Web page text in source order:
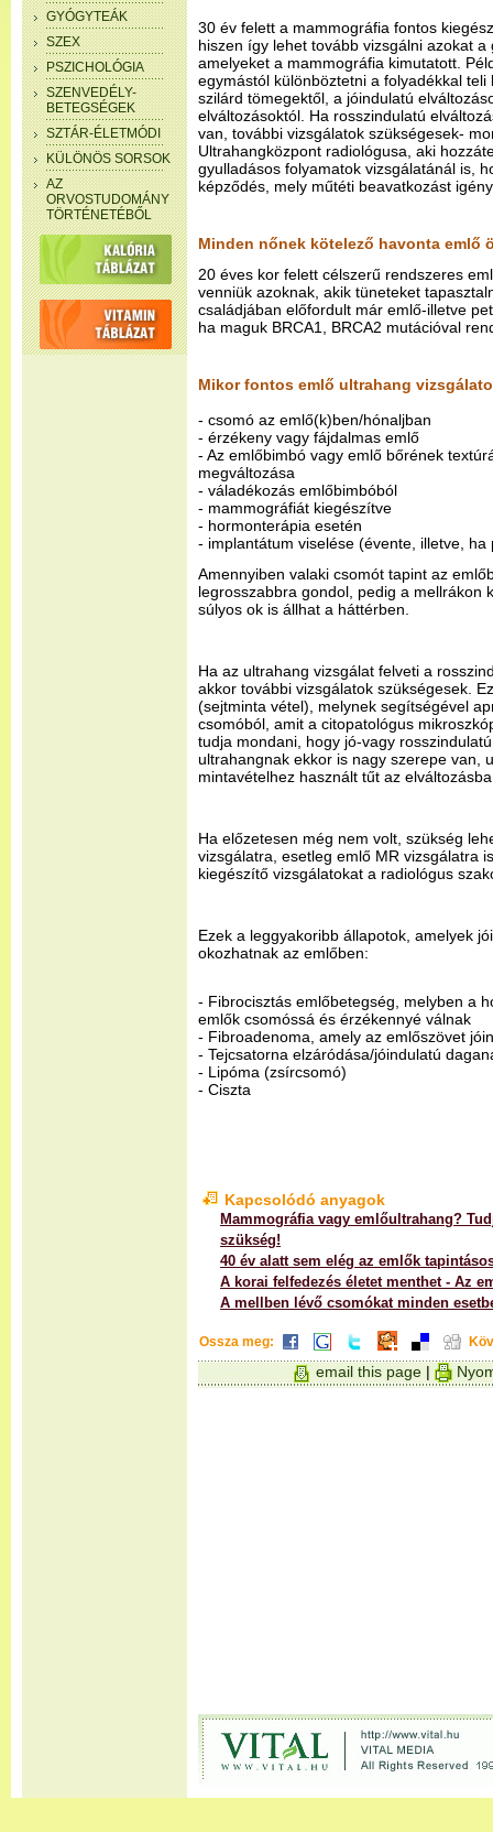
GYÓGYTEÁK
SZEX
PSZICHOLÓGIA
SZENVEDÉLY-
BETEGSÉGEK
SZTÁR-ÉLETMÓDI
KÜLÖNÖS SORSOK
AZ
ORVOSTUDOMÁNY
TÖRTÉNETÉBŐL
30 év felett a mammográfia fontos
hiszen így lehet tovább vizsgálni azokat a
amelyeket a mammográfia kimutatott.
egymástól különböztetni a folyadékkal
szilárd tömegektől, a jóindulatú
elváltozásoktól. Ha rosszindulatú
van, további vizsgálatok szükségesek-
Ultrahangközpont radiológusa, aki
gyulladásos folyamatok vizsgálatánál is,
képződés, mely műtéti beavatkozást
Minden nőnek kötelező havonta emlő
20 éves kor felett célszerű rendszeres
venniük azoknak, akik tüneteket
családjában előfordult már emlő-illetve
ha maguk BRCA1, BRCA2 mutációval
Mikor fontos emlő ultrahang
- csomó az emlő(k)ben/hónaljban
- érzékeny vagy fájdalmas emlő
- Az emlőbimbó vagy emlő bőrének
megváltozása
- váladékozás emlőbimbóból
- mammográfiát kiegészítve
- hormonterápia esetén
- implantátum viselése (évente, illetve, ha
Amennyiben valaki csomót tapint az
legrosszabbra gondol, pedig a mellrákon
súlyos ok is állhat a háttérben.
Ha az ultrahang vizsgálat felveti a
akkor további vizsgálatok szükségesek.
(sejtminta vétel), melynek segítségével
csomóból, amit a citopatológus
tudja mondani, hogy jó-vagy
ultrahangnak ekkor is nagy szerepe van,
mintavételhez használt tűt az
Ha előzetesen még nem volt, szükség
vizsgálatra, esetleg emlő MR vizsgálatra
kiegészítő vizsgálatokat a radiológus
Ezek a leggyakoribb állapotok, amelyek
okozhatnak az emlőben:
- Fibrocisztás emlőbetegség, melyben a
emlők csomóssá és érzékennyé válnak
- Fibroadenoma, amely az emlőszövet
- Tejcsatorna elzáródása/jóindulatú
- Lipóma (zsírcsomó)
- Ciszta
Kapcsolódó anyagok
Mammográfia vagy emlőultrahang?
szükség!
40 év alatt sem elég az emlők
A korai felfedezés életet menthet - Az
A mellben lévő csomókat minden
Ossza meg:
email this page |